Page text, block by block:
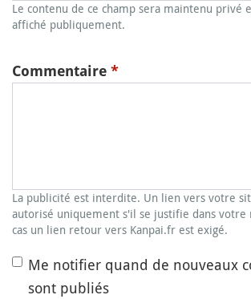
Le contenu de ce champ sera maintenu privé
affiché publiquement.
Commentaire *
La publicité est interdite. Un lien vers votre
autorisé uniquement s'il se justifie dans votre
cas un lien retour vers Kanpai.fr est exigé.
Me notifier quand de nouveaux
sont publiés